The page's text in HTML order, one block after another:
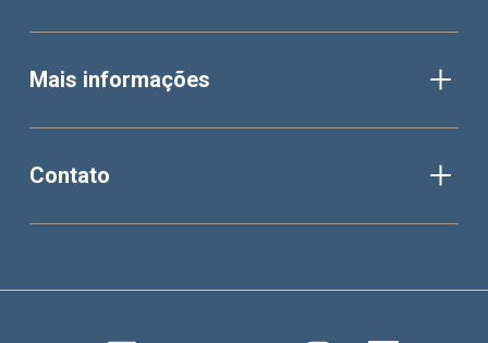
Mais informações
Contato